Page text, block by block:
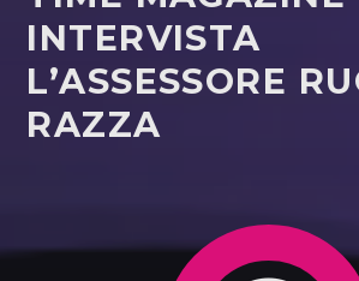
CERCA NEL
INTERVISTA
L’ASSESSORE
RAZZA